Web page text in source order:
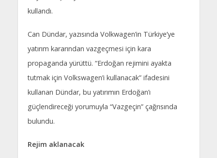
kullandı.
Can Dündar, yazısında Volkwagen’in Türkiye’ye
yatırım kararından vazgeçmesi için kara
propaganda yürüttü. “Erdoğan rejimini ayakta
tutmak için Volkswagen’i kullanacak” ifadesini
kullanan Dündar, bu yatırımın Erdoğan’ı
güçlendireceği yorumuyla “Vazgeçin” çağrısında
bulundu.
Rejim aklanacak